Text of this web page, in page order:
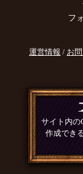
フ
運営情報 / お
サイト内の
作成でき